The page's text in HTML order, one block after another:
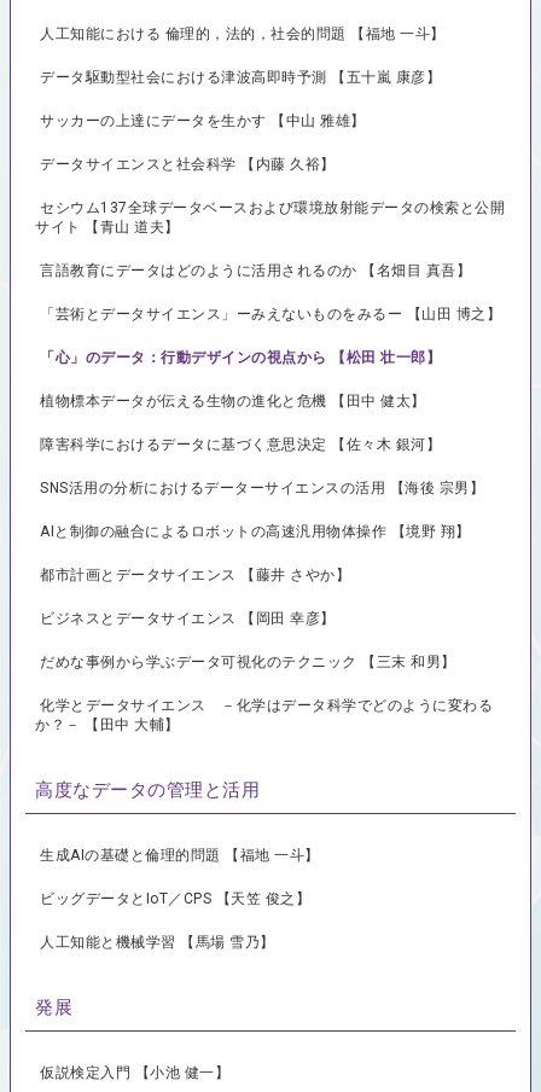
人工知能における 倫理的，法的，社会的問題 【福地 一斗】
データ駆動型社会における津波高即時予測 【五十嵐 康彦】
サッカーの上達にデータを生かす 【中山 雅雄】
データサイエンスと社会科学 【内藤 久裕】
セシウム137全球データベースおよび環境放射能データの検索と公開
サイト 【青山 道夫】
言語教育にデータはどのように活用されるのか 【名畑目 真吾】
「芸術とデータサイエンス」ーみえないものをみるー 【山田 博之】
「心」のデータ：行動デザインの視点から 【松田 壮一郎】
植物標本データが伝える生物の進化と危機 【田中 健太】
障害科学におけるデータに基づく意思決定 【佐々木 銀河】
SNS活用の分析におけるデーターサイエンスの活用 【海後 宗男】
AIと制御の融合によるロボットの高速汎用物体操作 【境野 翔】
都市計画とデータサイエンス 【藤井 さやか】
ビジネスとデータサイエンス 【岡田 幸彦】
だめな事例から学ぶデータ可視化のテクニック 【三末 和男】
化学とデータサイエンス －化学はデータ科学でどのように変わる
か？－ 【田中 大輔】
高度なデータの管理と活用
生成AIの基礎と倫理的問題 【福地 一斗】
ビッグデータとIoT／CPS 【天笠 俊之】
人工知能と機械学習 【馬場 雪乃】
発展
仮説検定入門 【小池 健一】